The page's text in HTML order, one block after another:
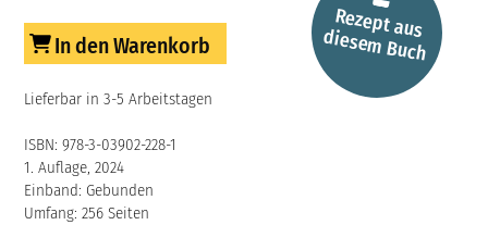
Rezept aus
diesem
Buch
In den Warenkorb
Lieferbar in 3-5 Arbeitstagen
ISBN: 978-3-03902-228-1
1. Auflage, 2024
Einband: Gebunden
Umfang: 256 Seiten